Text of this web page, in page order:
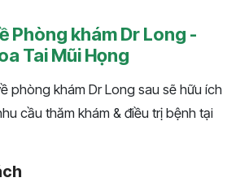
Phòng khám Dr Long -
Tai Mũi Họng
phòng khám Dr Long sau sẽ hữu ích
cầu thăm khám & điều trị bệnh tại